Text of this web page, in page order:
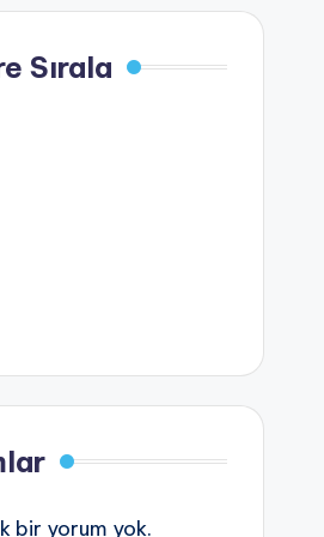
Sırala
bir yorum yok.